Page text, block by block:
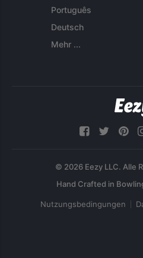
Português
Deutsch
Mehr ...
© 2026 Eezy LLC. Alle
Nutzungsbedingungen